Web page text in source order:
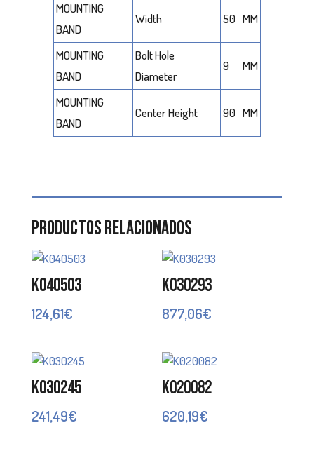
MOUNTING
BAND
Width 50 MM
MOUNTING
BAND
Bolt Hole
Diameter
9 MM
MOUNTING
BAND
Center Height 90 MM
Productos relacionados
K040503
124,61€
K030293
877,06€
K030245
241,49€
K020082
620,19€